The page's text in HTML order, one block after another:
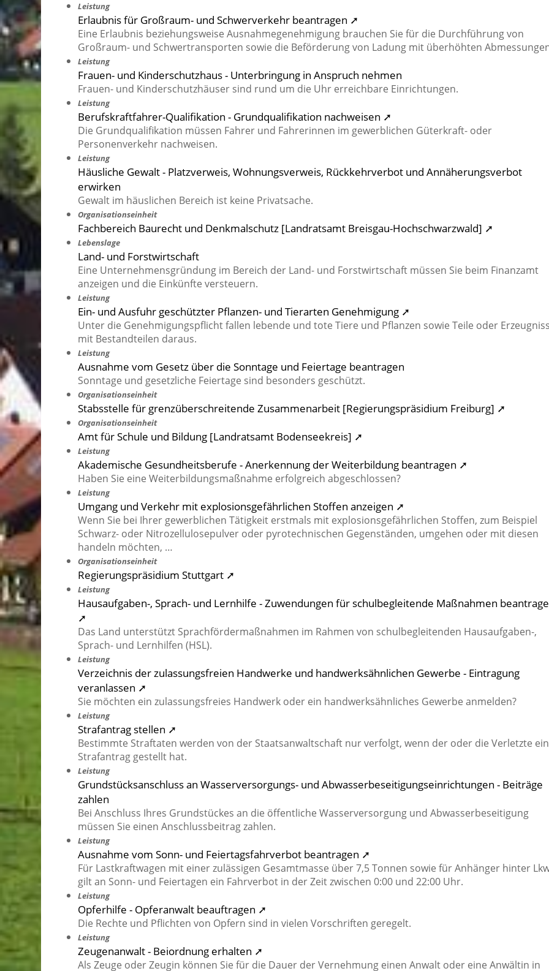
Leistung
Erlaubnis für Großraum- und Schwerverkehr beantragen ➚
Eine Erlaubnis beziehungsweise Ausnahmegenehmigung brauchen Sie für die Durchführung von
Großraum- und Schwertransporten sowie die Beförderung von Ladung mit überhöhten
Leistung
Frauen- und Kinderschutzhaus - Unterbringung in Anspruch nehmen
Frauen- und Kinderschutzhäuser sind rund um die Uhr erreichbare Einrichtungen.
Leistung
Berufskraftfahrer-Qualifikation - Grundqualifikation nachweisen ➚
Die Grundqualifikation müssen Fahrer und Fahrerinnen im gewerblichen Güterkraft- oder
Personenverkehr nachweisen.
Leistung
Häusliche Gewalt - Platzverweis, Wohnungsverweis, Rückkehrverbot und Annäherungsverbot
erwirken
Gewalt im häuslichen Bereich ist keine Privatsache.
Organisationseinheit
Fachbereich Baurecht und Denkmalschutz [Landratsamt Breisgau-Hochschwarzwald] ➚
Lebenslage
Land- und Forstwirtschaft
Eine Unternehmensgründung im Bereich der Land- und Forstwirtschaft müssen Sie beim Finanzamt
anzeigen und die Einkünfte versteuern.
Leistung
Ein- und Ausfuhr geschützter Pflanzen- und Tierarten Genehmigung ➚
Unter die Genehmigungspflicht fallen lebende und tote Tiere und Pflanzen sowie Teile oder
mit Bestandteilen daraus.
Leistung
Ausnahme vom Gesetz über die Sonntage und Feiertage beantragen
Sonntage und gesetzliche Feiertage sind besonders geschützt.
Organisationseinheit
Stabsstelle für grenzüberschreitende Zusammenarbeit [Regierungspräsidium Freiburg] ➚
Organisationseinheit
Amt für Schule und Bildung [Landratsamt Bodenseekreis] ➚
Leistung
Akademische Gesundheitsberufe - Anerkennung der Weiterbildung beantragen ➚
Haben Sie eine Weiterbildungsmaßnahme erfolgreich abgeschlossen?
Leistung
Umgang und Verkehr mit explosionsgefährlichen Stoffen anzeigen ➚
Wenn Sie bei Ihrer gewerblichen Tätigkeit erstmals mit explosionsgefährlichen Stoffen, zum Beispiel
Schwarz- oder Nitrozellulosepulver oder pyrotechnischen Gegenständen, umgehen oder mit diesen
handeln möchten, …
Organisationseinheit
Regierungspräsidium Stuttgart ➚
Leistung
Hausaufgaben-, Sprach- und Lernhilfe - Zuwendungen für schulbegleitende Maßnahmen
➚
Das Land unterstützt Sprachfördermaßnahmen im Rahmen von schulbegleitenden Hausaufgaben-,
Sprach- und Lernhilfen (HSL).
Leistung
Verzeichnis der zulassungsfreien Handwerke und handwerksähnlichen Gewerbe - Eintragung
veranlassen ➚
Sie möchten ein zulassungsfreies Handwerk oder ein handwerksähnliches Gewerbe anmelden?
Leistung
Strafantrag stellen ➚
Bestimmte Straftaten werden von der Staatsanwaltschaft nur verfolgt, wenn der oder die Verletzte
Strafantrag gestellt hat.
Leistung
Grundstücksanschluss an Wasserversorgungs- und Abwasserbeseitigungseinrichtungen - Beiträge
zahlen
Bei Anschluss Ihres Grundstückes an die öffentliche Wasserversorgung und Abwasserbeseitigung
müssen Sie einen Anschlussbeitrag zahlen.
Leistung
Ausnahme vom Sonn- und Feiertagsfahrverbot beantragen ➚
Für Lastkraftwagen mit einer zulässigen Gesamtmasse über 7,5 Tonnen sowie für Anhänger hinter
gilt an Sonn- und Feiertagen ein Fahrverbot in der Zeit zwischen 0:00 und 22:00 Uhr.
Leistung
Opferhilfe - Opferanwalt beauftragen ➚
Die Rechte und Pflichten von Opfern sind in vielen Vorschriften geregelt.
Leistung
Zeugenanwalt - Beiordnung erhalten ➚
Als Zeuge oder Zeugin können Sie für die Dauer der Vernehmung einen Anwalt oder eine Anwältin in